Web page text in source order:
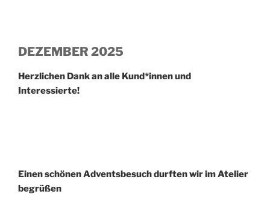
DEZEMBER 2025
Herzlichen Dank an alle Kund*innen und
Interessierte!
Einen schönen Adventsbesuch durften wir im Atelier
begrüßen